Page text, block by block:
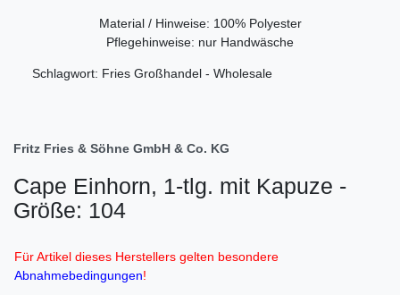
Material / Hinweise: 100% Polyester
Pflegehinweise: nur Handwäsche
Schlagwort: Fries Großhandel - Wholesale
Fritz Fries & Söhne GmbH & Co. KG
Cape Einhorn, 1-tlg. mit Kapuze -
Größe: 104
Für Artikel dieses Herstellers gelten besondere
Abnahmebedingungen!